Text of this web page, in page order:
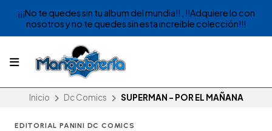
¡¡¡No te quedes sin tu album del mundia!! , !!Adquiere lo con
nosotros y no te quedes sin esta increible colección!!!
Inicio Dc Comics SUPERMAN - POR EL MAÑANA
EDITORIAL PANINI DC COMICS